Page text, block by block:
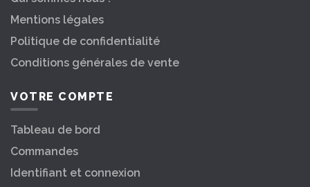
Mentions légales
Politique de confidentialité
Conditions générales de vente
VOTRE COMPTE
Tableau de bord
Commandes
Identifiant et connexion